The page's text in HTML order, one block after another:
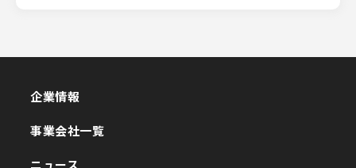
企業情報
事業会社一覧